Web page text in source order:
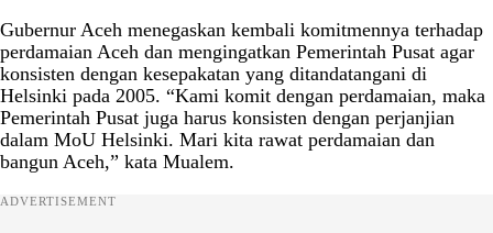
Gubernur Aceh menegaskan kembali komitmennya terhadap
perdamaian Aceh dan mengingatkan Pemerintah Pusat agar
konsisten dengan kesepakatan yang ditandatangani di
Helsinki pada 2005. “Kami komit dengan perdamaian, maka
Pemerintah Pusat juga harus konsisten dengan perjanjian
dalam MoU Helsinki. Mari kita rawat perdamaian dan
bangun Aceh,” kata Mualem.
ADVERTISEMENT